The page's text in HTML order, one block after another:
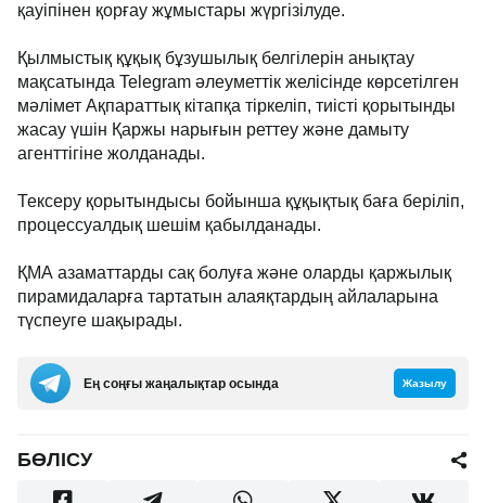
қауіпінен қорғау жұмыстары жүргізілуде.
Қылмыстық құқық бұзушылық белгілерін анықтау
мақсатында Telegram әлеуметтік желісінде көрсетілген
мәлімет Ақпараттық кітапқа тіркеліп, тиісті қорытынды
жасау үшін Қаржы нарығын реттеу және дамыту
агенттігіне жолданады.
Тексеру қорытындысы бойынша құқықтық баға беріліп,
процессуалдық шешім қабылданады.
ҚМА азаматтарды сақ болуға және оларды қаржылық
пирамидаларға тартатын алаяқтардың айлаларына
түспеуге шақырады.
Ең соңғы жаңалықтар осында Жазылу
БӨЛІСУ